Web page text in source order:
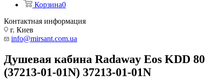
Корзина0
Контактная информация
г. Киев
info@mirsant.com.ua
Душевая кабина Radaway Eos KDD 80
(37213-01-01N) 37213-01-01N